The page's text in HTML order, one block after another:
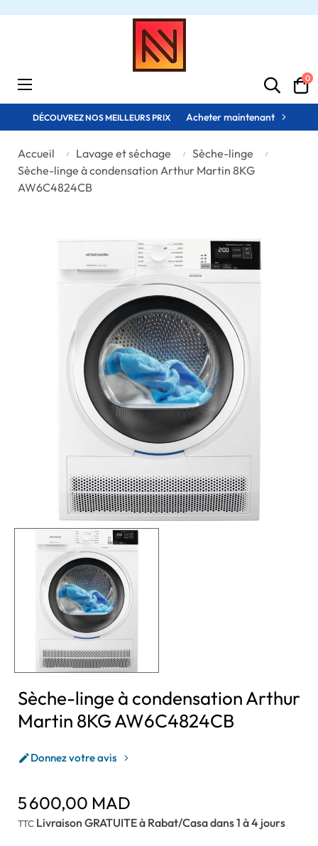
Basculer
la
navigation
☰ 0
DÉCOUVREZ NOS MEILLEURS PRIX Acheter maintenant
Accueil Lavage et séchage
Sèche-linge
Sèche-linge à condensation Arthur Martin 8KG
AW6C4824CB
Sèche-linge à condensation Arthur
Martin 8KG AW6C4824CB
Donnez votre avis
5 600,00 MAD
TTC Livraison GRATUITE à Rabat/Casa dans 1 à 4 jours